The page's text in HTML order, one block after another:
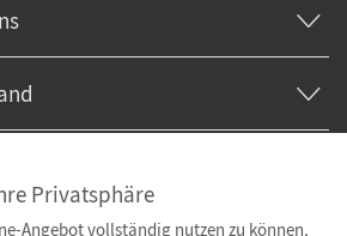
Privatsphäre
Angebot vollständig nutzen zu können,